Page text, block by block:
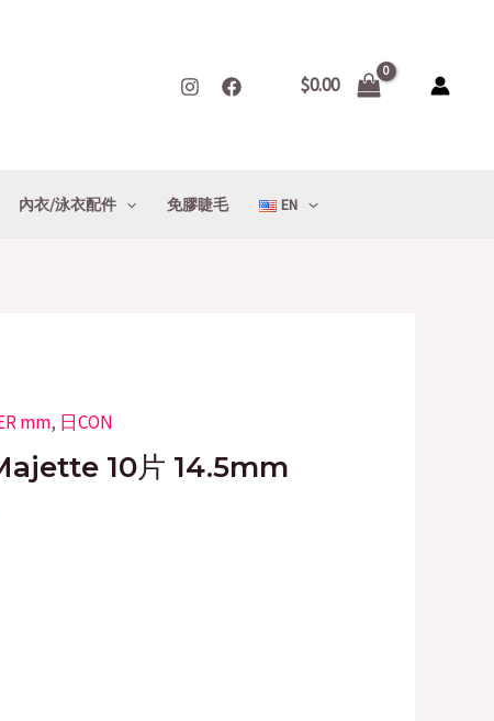
$0.00
內衣/泳衣配件 免膠睫毛 EN
mm, 日CON
10片 14.5mm